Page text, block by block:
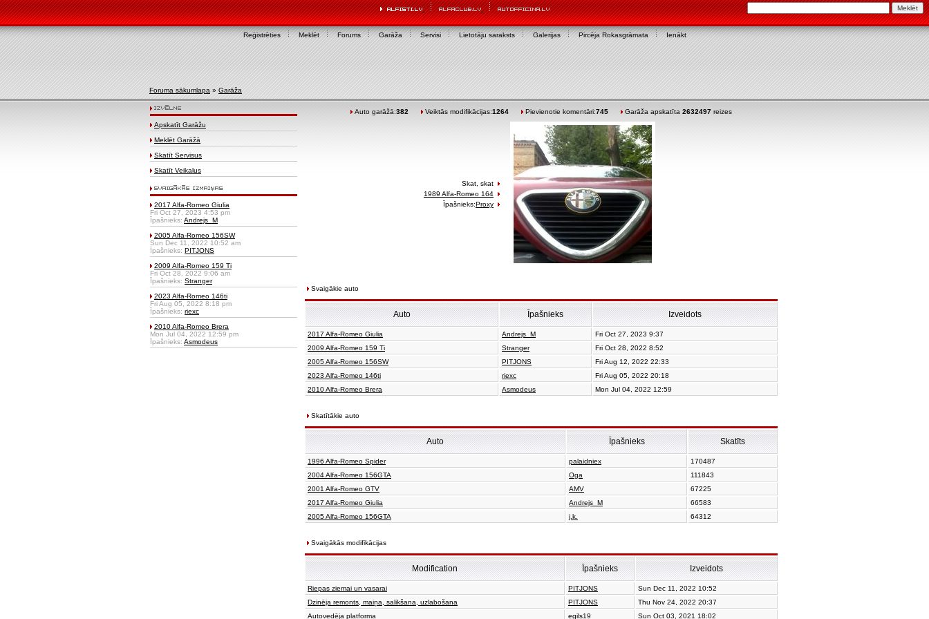
Reģistrēties Meklēt Forums Garāža Servisi Lietotāju saraksts Galerijas Pircēja Rokasgrāmata Ienākt
Foruma sākumlapa » Garāža
Apskatīt Garāžu
Meklēt Garāžā
Skatīt Servisus
Skatīt Veikalus
2017 Alfa-Romeo Giulia
Fri Oct 27, 2023 4:53 pm
Īpašnieks: Andrejs_M
2005 Alfa-Romeo 156SW
Sun Dec 11, 2022 10:52 am
Īpašnieks: PITJONS
2009 Alfa-Romeo 159 Ti
Fri Oct 28, 2022 9:06 am
Īpašnieks: Stranger
2023 Alfa-Romeo 146ti
Fri Aug 05, 2022 8:18 pm
Īpašnieks: riexc
2010 Alfa-Romeo Brera
Mon Jul 04, 2022 12:59 pm
Īpašnieks: Asmodeus
Auto garāžā:382 Veiktās modifikācijas:1264 Pievienotie komentāri:745 Garāža apskatīta 2632497 reizes
Skat, skat
1989 Alfa-Romeo 164
Īpašnieks:Proxy
Svaigākie auto
Auto Īpašnieks Izveidots
2017 Alfa-Romeo Giulia Andrejs_M
Fri Oct 27, 2023 9:37
2009 Alfa-Romeo 159 Ti
Stranger
Fri Oct 28, 2022 8:52
2005 Alfa-Romeo 156SW
PITJONS
Fri Aug 12, 2022 22:33
2023 Alfa-Romeo 146ti
riexc
Fri Aug 05, 2022 20:18
2010 Alfa-Romeo Brera
Asmodeus Mon Jul 04, 2022 12:59
Skatītākie auto
Auto Īpašnieks Skatīts
1996 Alfa-Romeo Spider palaidniex
170487
2004 Alfa-Romeo 156GTA
Oga
111843
2001 Alfa-Romeo GTV
AMV
67225
2017 Alfa-Romeo Giulia
Andrejs_M
66583
2005 Alfa-Romeo 156GTA
j.k. 64312
Svaigākās modifikācijas
Modification Īpašnieks Izveidots
Riepas ziemai un vasarai PITJONS
Sun Dec 11, 2022 10:52
Dzinēja remonts, maiņa, salikšana, uzlabošana
PITJONS
Thu Nov 24, 2022 20:37
Autovedēja platforma
egils19 Sun Oct 03, 2021 18:02